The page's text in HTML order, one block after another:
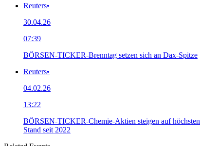
Reuters•
30.04.26
07:39
BÖRSEN-TICKER-Brenntag setzen sich an Dax-Spitze
Reuters•
04.02.26
13:22
BÖRSEN-TICKER-Chemie-Aktien steigen auf höchsten
Stand seit 2022